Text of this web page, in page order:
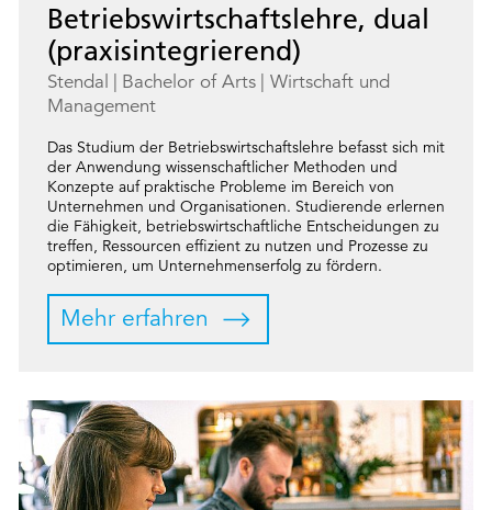
Betriebswirtschaftslehre, dual
(praxisintegrierend)
Stendal Bachelor of Arts
Wirtschaft und
Management
Das Studium der Betriebswirtschaftslehre befasst sich mit
der Anwendung wissenschaftlicher Methoden und
Konzepte auf praktische Probleme im Bereich von
Unternehmen und Organisationen. Studierende erlernen
die Fähigkeit, betriebswirtschaftliche Entscheidungen zu
treffen, Ressourcen effizient zu nutzen und Prozesse zu
optimieren, um Unternehmenserfolg zu fördern.
Mehr erfahren